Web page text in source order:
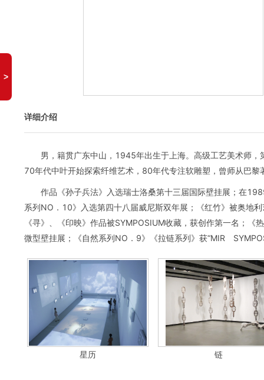
详细介绍
男，籍贯广东中山，1945年出生于上海。高级工艺美术师
70年代中叶开始探索纤维艺术，80年代专注软雕塑，曾师从巴黎
作品《孙子兵法》入选瑞士洛桑第十三届国际壁挂展；在
系列NO．10》入选第四十八届威尼斯双年展；《红竹》被奥地
《寻》、《印映》作品被SYMPOSIUM收藏，获创作第一名；
微型壁挂展；《自然系列NO．9》《拉链系列》获“MIR
星历 链